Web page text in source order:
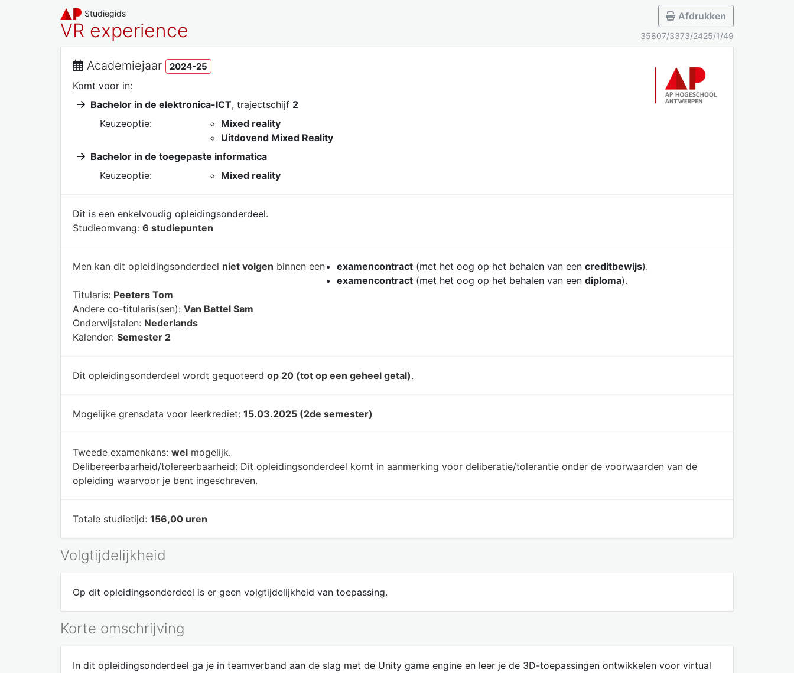
Studiegids
VR experience
Afdrukken
35807/3373/2425/1/49
Academiejaar 2024-25
Komt voor in:
Bachelor in de elektronica-ICT, trajectschijf 2
Keuzeoptie:
Mixed reality
Uitdovend Mixed Reality
Bachelor in de toegepaste informatica
Keuzeoptie:
Mixed reality
Dit is een enkelvoudig opleidingsonderdeel.
Studieomvang: 6 studiepunten
Men kan dit opleidingsonderdeel niet volgen binnen een examencontract (met het oog op het behalen van een creditbewijs).
examencontract (met het oog op het behalen van een diploma).
Titularis: Peeters Tom
Andere co-titularis(sen): Van Battel Sam
Onderwijstalen: Nederlands
Kalender: Semester 2
Dit opleidingsonderdeel wordt gequoteerd op 20 (tot op een geheel getal).
Mogelijke grensdata voor leerkrediet: 15.03.2025 (2de semester)
Tweede examenkans: wel mogelijk.
Delibereerbaarheid/tolereerbaarheid: Dit opleidingsonderdeel komt in aanmerking voor deliberatie/tolerantie onder de voorwaarden van de
opleiding waarvoor je bent ingeschreven.
Totale studietijd: 156,00 uren
Volgtijdelijkheid
Op dit opleidingsonderdeel is er geen volgtijdelijkheid van toepassing.
Korte omschrijving
In dit opleidingsonderdeel ga je in teamverband aan de slag met de Unity game engine en leer je de 3D-toepassingen ontwikkelen voor virtual